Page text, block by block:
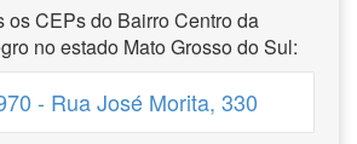
os CEPs do Bairro Centro da
no estado Mato Grosso do Sul:
- Rua José Morita, 330